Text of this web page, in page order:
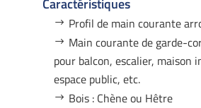
Caractéristiques
Profil de main courante
Main courante de garde-
pour balcon, escalier, maison
espace public, etc.
Bois : Chène ou Hêtre